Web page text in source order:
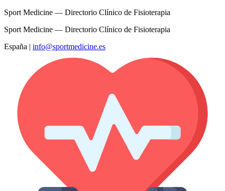
Sport Medicine — Directorio Clínico de Fisioterapia
Sport Medicine — Directorio Clínico de Fisioterapia
España | info@sportmedicine.es